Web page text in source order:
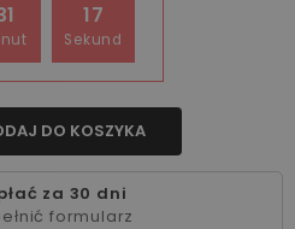
17
Sekund
DO KOSZYKA
za 30 dni
formularz